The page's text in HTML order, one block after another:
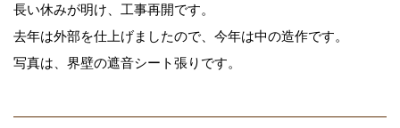
長い休みが明け、工事再開です。
去年は外部を仕上げましたので、今年は中の造作です。
写真は、界壁の遮音シート張りです。